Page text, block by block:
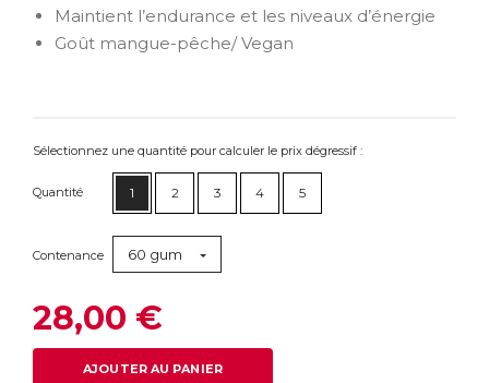
Maintient l’endurance et les niveaux d’énergie
Goût mangue-pêche/ Vegan
Sélectionnez une quantité pour calculer le prix dégressif :
Quantité 1 2 3 4 5
Contenance 60 gum
28,00 €
AJOUTER AU PANIER